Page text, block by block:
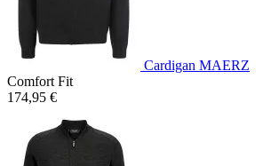
Cardigan MAERZ
Comfort Fit
174,95 €